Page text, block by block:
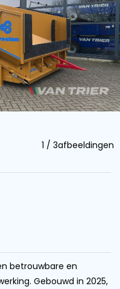
1 / 3afbeeldingen
betrouwbare en
Gebouwd in 2025,